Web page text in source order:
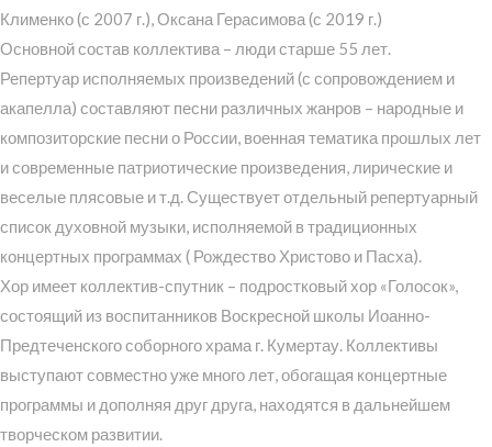
Клименко (с 2007 г.), Оксана Герасимова (с 2019 г.)
Основной состав коллектива – люди старше 55 лет.
Репертуар исполняемых произведений (с сопровождением и
акапелла) составляют песни различных жанров – народные и
композиторские песни о России, военная тематика прошлых лет
и современные патриотические произведения, лирические и
веселые плясовые и т.д. Существует отдельный репертуарный
список духовной музыки, исполняемой в традиционных
концертных программах ( Рождество Христово и Пасха).
Хор имеет коллектив-спутник – подростковый хор «Голосок»,
состоящий из воспитанников Воскресной школы Иоанно-
Предтеченского соборного храма г. Кумертау. Коллективы
выступают совместно уже много лет, обогащая концертные
программы и дополняя друг друга, находятся в дальнейшем
творческом развитии.